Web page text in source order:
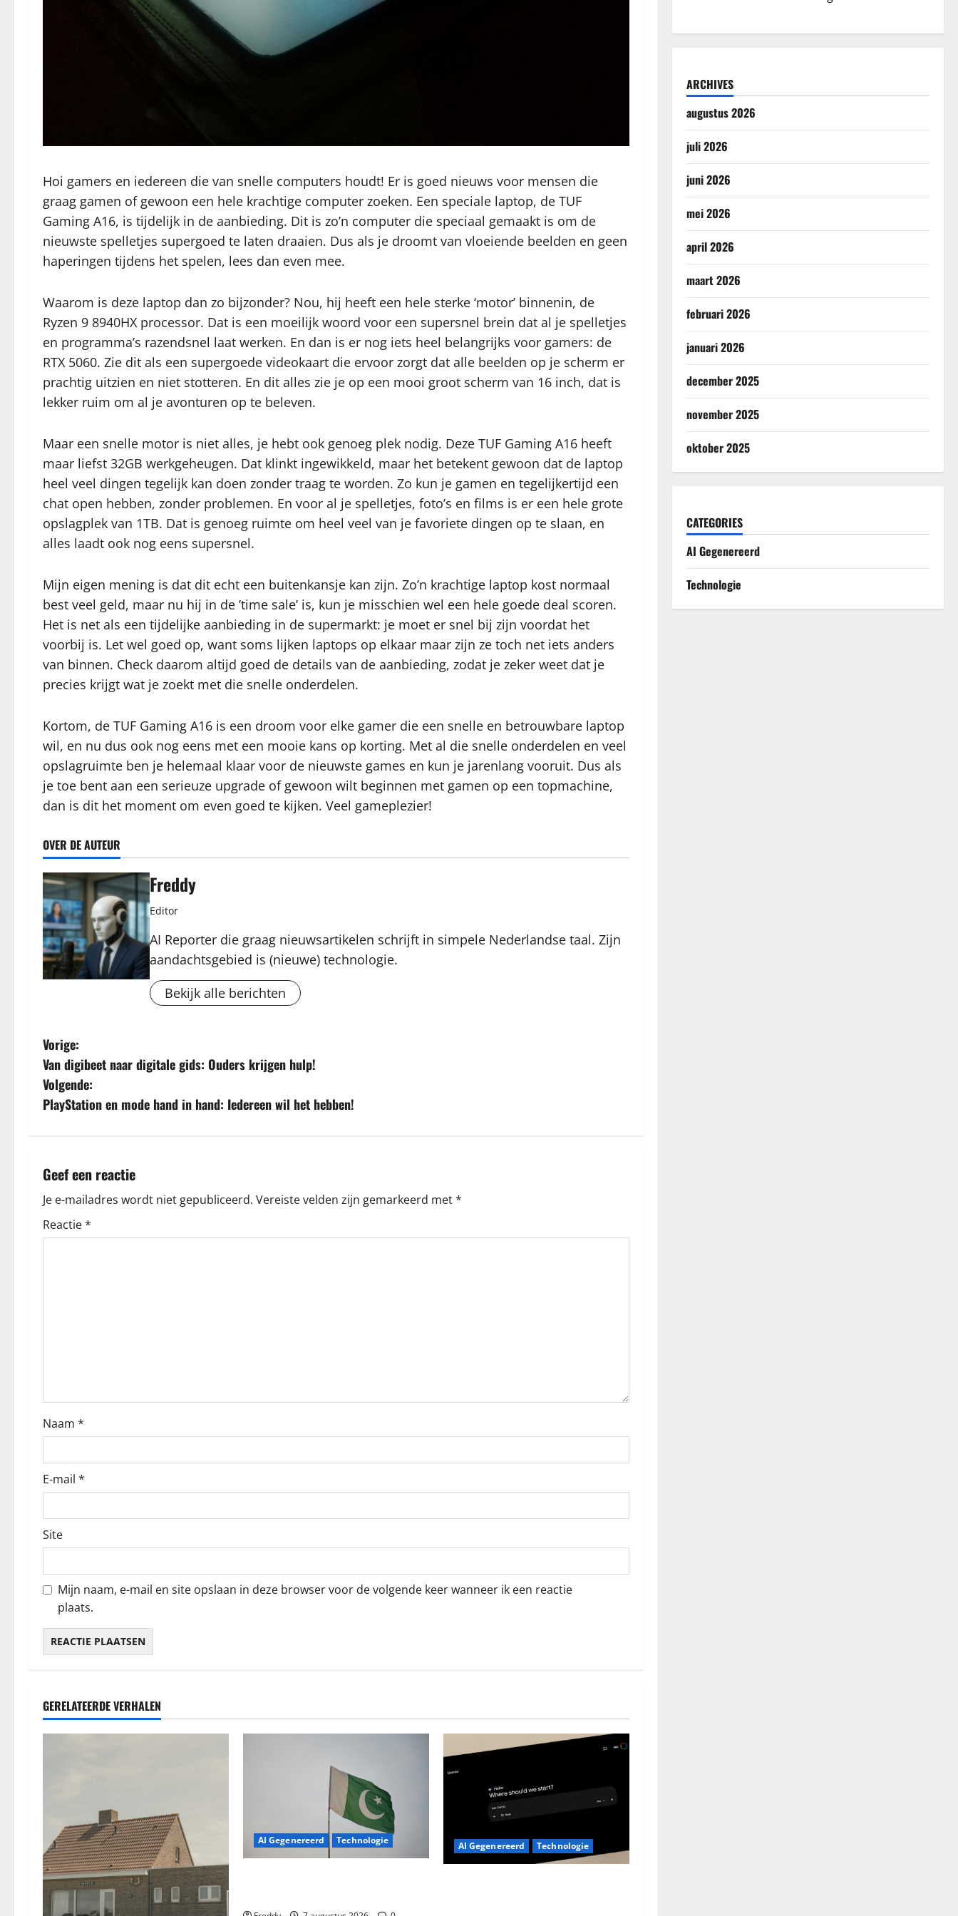
Hoi gamers en iedereen die van snelle computers houdt! Er is goed nieuws voor mensen die
graag gamen of gewoon een hele krachtige computer zoeken. Een speciale laptop, de TUF
Gaming A16, is tijdelijk in de aanbieding. Dit is zo’n computer die speciaal gemaakt is om de
nieuwste spelletjes supergoed te laten draaien. Dus als je droomt van vloeiende beelden en geen
haperingen tijdens het spelen, lees dan even mee.
Waarom is deze laptop dan zo bijzonder? Nou, hij heeft een hele sterke ‘motor’ binnenin, de
Ryzen 9 8940HX processor. Dat is een moeilijk woord voor een supersnel brein dat al je spelletjes
en programma’s razendsnel laat werken. En dan is er nog iets heel belangrijks voor gamers: de
RTX 5060. Zie dit als een supergoede videokaart die ervoor zorgt dat alle beelden op je scherm er
prachtig uitzien en niet stotteren. En dit alles zie je op een mooi groot scherm van 16 inch, dat is
lekker ruim om al je avonturen op te beleven.
Maar een snelle motor is niet alles, je hebt ook genoeg plek nodig. Deze TUF Gaming A16 heeft
maar liefst 32GB werkgeheugen. Dat klinkt ingewikkeld, maar het betekent gewoon dat de laptop
heel veel dingen tegelijk kan doen zonder traag te worden. Zo kun je gamen en tegelijkertijd een
chat open hebben, zonder problemen. En voor al je spelletjes, foto’s en films is er een hele grote
opslagplek van 1TB. Dat is genoeg ruimte om heel veel van je favoriete dingen op te slaan, en
alles laadt ook nog eens supersnel.
Mijn eigen mening is dat dit echt een buitenkansje kan zijn. Zo’n krachtige laptop kost normaal
best veel geld, maar nu hij in de ’time sale’ is, kun je misschien wel een hele goede deal scoren.
Het is net als een tijdelijke aanbieding in de supermarkt: je moet er snel bij zijn voordat het
voorbij is. Let wel goed op, want soms lijken laptops op elkaar maar zijn ze toch net iets anders
van binnen. Check daarom altijd goed de details van de aanbieding, zodat je zeker weet dat je
precies krijgt wat je zoekt met die snelle onderdelen.
Kortom, de TUF Gaming A16 is een droom voor elke gamer die een snelle en betrouwbare laptop
wil, en nu dus ook nog eens met een mooie kans op korting. Met al die snelle onderdelen en veel
opslagruimte ben je helemaal klaar voor de nieuwste games en kun je jarenlang vooruit. Dus als
je toe bent aan een serieuze upgrade of gewoon wilt beginnen met gamen op een topmachine,
dan is dit het moment om even goed te kijken. Veel gameplezier!
OVER DE AUTEUR
Freddy
Editor
AI Reporter die graag nieuwsartikelen schrijft in simpele Nederlandse taal. Zijn
aandachtsgebied is (nieuwe) technologie.
Bekijk alle berichten
B
e
r
c
h
t
a
t
i
e
Vorige:
Van digibeet naar digitale gids: Ouders krijgen hulp!
Volgende:
PlayStation en mode hand in hand: Iedereen wil het hebben!
Geef een reactie
Je e-mailadres wordt niet gepubliceerd. Vereiste velden zijn gemarkeerd met*
Reactie*
Naam *
E-mail *
Site
Mijn naam, e-mail en site opslaan in deze browser voor de volgende keer wanneer ik een reactie
plaats.
GERELATEERDE VERHALEN
AI Gegenereerd Technologie AI Gegenereerd Technologie
ARCHIVES
augustus 2026
juli 2026
juni 2026
mei 2026
april 2026
maart 2026
februari 2026
januari 2026
december 2025
november 2025
oktober 2025
CATEGORIES
AI Gegenereerd
Technologie